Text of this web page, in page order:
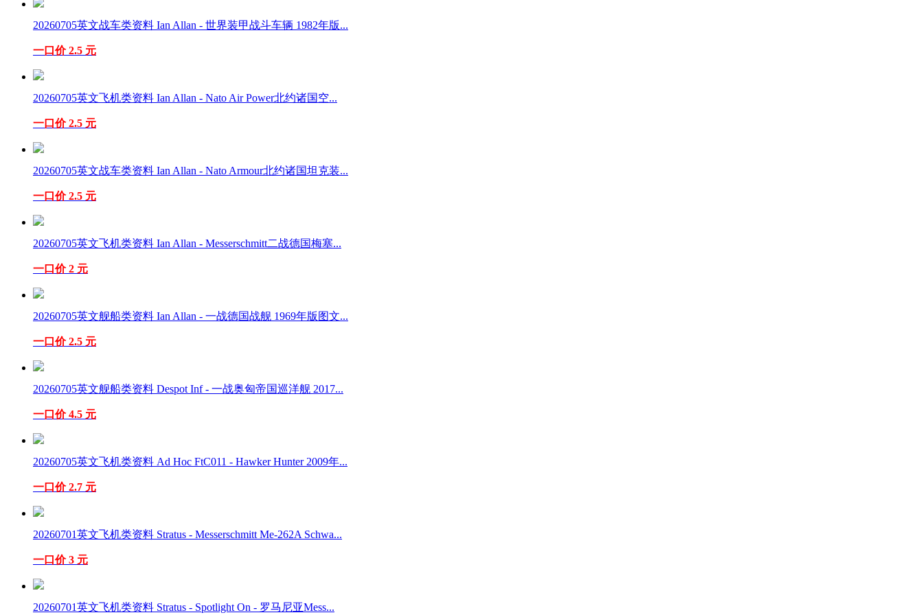
20260705英文战车类资料 Ian Allan - 世界装甲战斗车辆 1982年版...
一口价 2.5 元
20260705英文飞机类资料 Ian Allan - Nato Air Power北约诸国空...
一口价 2.5 元
20260705英文战车类资料 Ian Allan - Nato Armour北约诸国坦克装...
一口价 2.5 元
20260705英文飞机类资料 Ian Allan - Messerschmitt二战德国梅塞...
一口价 2 元
20260705英文舰船类资料 Ian Allan - 一战德国战舰 1969年版图文...
一口价 2.5 元
20260705英文舰船类资料 Despot Inf - 一战奥匈帝国巡洋舰 2017...
一口价 4.5 元
20260705英文飞机类资料 Ad Hoc FtC011 - Hawker Hunter 2009年...
一口价 2.7 元
20260701英文飞机类资料 Stratus - Messerschmitt Me-262A Schwa...
一口价 3 元
20260701英文飞机类资料 Stratus - Spotlight On - 罗马尼亚Mess...